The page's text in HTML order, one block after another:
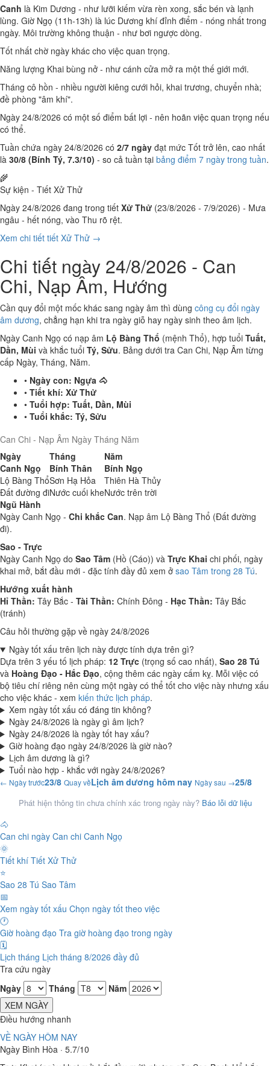
Canh là Kim Dương - như lưỡi kiếm vừa rèn xong, sắc bén và lạnh
lùng. Giờ Ngọ (11h-13h) là lúc Dương khí đỉnh điểm - nóng nhất trong
ngày. Môi trường không thuận - như bơi ngược dòng.
Tốt nhất chờ ngày khác cho việc quan trọng.
Năng lượng Khai bùng nở - như cánh cửa mở ra một thế giới mới.
Tháng cô hồn - nhiều người kiêng cưới hỏi, khai trương, chuyển nhà;
đề phòng "âm khí".
Ngày 24/8/2026 có một số điểm bất lợi - nên hoãn việc quan trọng nếu
có thể.
Tuần chứa ngày 24/8/2026 có 2/7 ngày đạt mức Tốt trở lên, cao nhất
là 30/8 (Bính Tý, 7.3/10) - so cả tuần tại bảng điểm 7 ngày trong tuần.
🌾
Sự kiện - Tiết Xử Thử
Ngày 24/8/2026 đang trong tiết Xử Thử (23/8/2026 - 7/9/2026) - Mưa
ngâu - hết nóng, vào Thu rõ rệt.
Xem chi tiết tiết Xử Thử →
Chi tiết ngày 24/8/2026 - Can
Chi, Nạp Âm, Hướng
Cần quy đổi một mốc khác sang ngày âm thì dùng công cụ đổi ngày
âm dương, chẳng hạn khi tra ngày giỗ hay ngày sinh theo âm lịch.
Ngày Canh Ngọ có nạp âm Lộ Bàng Thổ (mệnh Thổ), hợp tuổi Tuất,
Dần, Mùi và khắc tuổi Tý, Sửu. Bảng dưới tra Can Chi, Nạp Âm từng
cấp Ngày, Tháng, Năm.
• Ngày con: Ngựa 🐴
• Tiết khí: Xử Thử
• Tuổi hợp: Tuất, Dần, Mùi
• Tuổi khắc: Tý, Sửu
Can Chi - Nạp Âm Ngày Tháng Năm
Ngày
Tháng
Năm
Canh Ngọ
Bính Thân
Bính Ngọ
Lộ Bàng ThổSơn Hạ Hỏa
Thiên Hà Thủy
Đất đường điNước cuối kheNước trên trời
Ngũ Hành
Ngày Canh Ngọ - Chi khắc Can. Nạp âm Lộ Bàng Thổ (Đất đường
đi).
Sao - Trực
Ngày Canh Ngọ do Sao Tâm (Hồ (Cáo)) và Trực Khai chi phối, ngày
khai mở, bắt đầu mới - đặc tính đầy đủ xem ở sao Tâm trong 28 Tú.
Hướng xuất hành
Hỉ Thần: Tây Bắc - Tài Thần: Chính Đông - Hạc Thần: Tây Bắc
(tránh)
Câu hỏi thường gặp về ngày 24/8/2026
Ngày tốt xấu trên lịch này được tính dựa trên gì?
Dựa trên 3 yếu tố lịch pháp: 12 Trực (trọng số cao nhất), Sao 28 Tú
và Hoàng Đạo - Hắc Đạo, cộng thêm các ngày cấm kỵ. Mỗi việc có
bộ tiêu chí riêng nên cùng một ngày có thể tốt cho việc này nhưng xấu
cho việc khác - xem kiến thức lịch pháp.
Xem ngày tốt xấu có đáng tin không?
Ngày 24/8/2026 là ngày gì âm lịch?
Ngày 24/8/2026 là ngày tốt hay xấu?
Giờ hoàng đạo ngày 24/8/2026 là giờ nào?
Lịch âm dương là gì?
Tuổi nào hợp - khắc với ngày 24/8/2026?
← Ngày trước23/8 Quay vềLịch âm dương hôm nay Ngày sau →25/8
Phát hiện thông tin chưa chính xác trong ngày này? Báo lỗi dữ liệu
🐴
Can chi ngày Can chi Canh Ngọ
🌞
Tiết khí Tiết Xử Thử
⭐
Sao 28 Tú Sao Tâm
📅
Xem ngày tốt xấu Chọn ngày tốt theo việc
🕐
Giờ hoàng đạo Tra giờ hoàng đạo trong ngày
🗓️
Lịch tháng Lịch tháng 8/2026 đầy đủ
Tra cứu ngày
Ngày
Tháng
Năm
XEM NGÀY
Điều hướng nhanh
VỀ NGÀY HÔM NAY
Ngày Bình Hòa · 5.7/10